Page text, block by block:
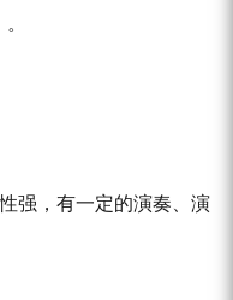
强，有一定的演奏、演